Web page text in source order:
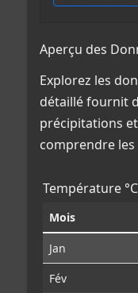
Aperçu des
Explorez les
détaillé fournit
précipitations
comprendre
Température °C
Mois
Jan
Fév